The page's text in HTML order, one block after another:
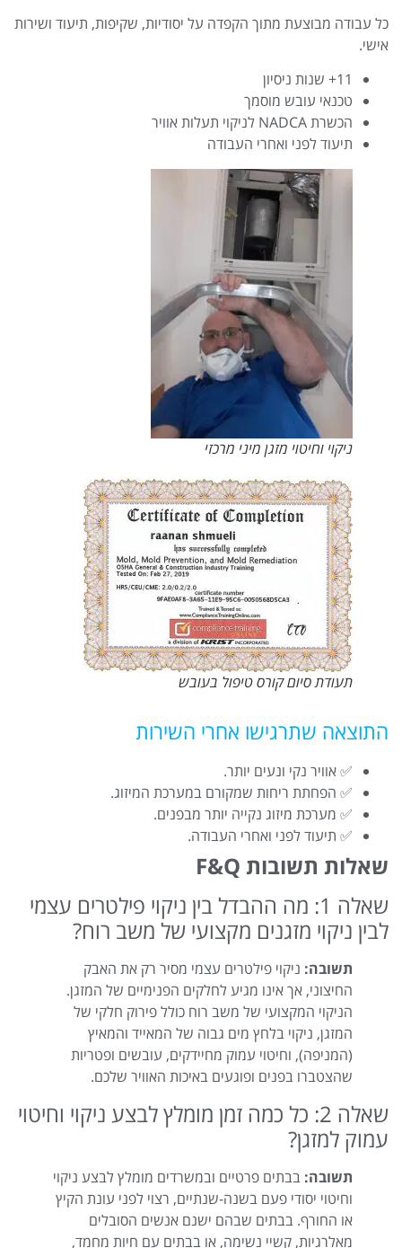
כל עבודה מבוצעת מתוך הקפדה על יסודיות, שקיפות, תיעוד ושירות
אישי.
11+ שנות ניסיון
טכנאי עובש מוסמך
הכשרת NADCA לניקוי תעלות אוויר
תיעוד לפני ואחרי העבודה
ניקוי וחיטוי מזגן מיני מרכזי
תעודת סיום קורס טיפול בעובש
התוצאה שתרגישו אחרי השירות
✅ אוויר נקי ונעים יותר.
✅ הפחתת ריחות שמקורם במערכת המיזוג.
✅ מערכת מיזוג נקייה יותר מבפנים.
✅ תיעוד לפני ואחרי העבודה.
שאלות תשובות F&Q
שאלה 1: מה ההבדל בין ניקוי פילטרים עצמי
לבין ניקוי מזגנים מקצועי של משב רוח?
תשובה: ניקוי פילטרים עצמי מסיר רק את האבק
החיצוני, אך אינו מגיע לחלקים הפנימיים של המזגן.
הניקוי המקצועי של משב רוח כולל פירוק חלקי של
המזגן, ניקוי בלחץ מים גבוה של המאייד והמאיץ
(המניפה), וחיטוי עמוק מחיידקים, עובשים ופטריות
שהצטברו בפנים ופוגעים באיכות האוויר שלכם.
שאלה 2: כל כמה זמן מומלץ לבצע ניקוי וחיטוי
עמוק למזגן?
תשובה: בבתים פרטיים ובמשרדים מומלץ לבצע ניקוי
וחיטוי יסודי פעם בשנה-שנתיים, רצוי לפני עונת הקיץ
או החורף. בבתים שבהם ישנם אנשים הסובלים
מאלרגיות, קשיי נשימה, או בבתים עם חיות מחמד,